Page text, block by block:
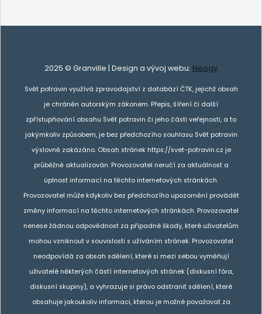
2025 © Granville | Design a vývoj webu: Neogy
Svět potravin využívá zpravodajství z databází ČTK, jejichž obsah
je chráněn autorským zákonem. Přepis, šíření či další
zpřístupňování obsahu Svět potravin či jeho části veřejnosti, a to
jakýmkoliv způsobem, je bez předchozího souhlasu Svět potravin
výslovně zakázáno. Obsah stránek https://svet-potravin.cz je
průběžně aktualizován. Provozovatel neručí za aktuálnost a
úplnost informací na těchto internetových stránkách.
Provozovatel může kdykoliv bez předchozího upozornění provádět
změny informací na těchto internetových stránkách. Provozovatel
nenese žádnou odpovědnost za případné škody, které uživatelům
mohou vzniknout v souvislosti s užíváním stránek. Provozovatel
neodpovídá za obsah sdělení, které si mezi sebou vyměňují
uživatelé některých částí internetových stránek (diskusní fóra,
diskusní skupiny), a vyhrazuje si právo odstranit sdělení, které
obsahuje jakoukoliv informaci, kterou je možné považovat za